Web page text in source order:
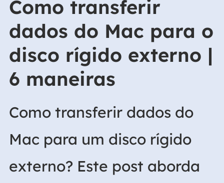
Como transferir
dados do Mac para o
disco rígido externo |
6 maneiras
Como transferir dados do
Mac para um disco rígido
externo? Este post aborda